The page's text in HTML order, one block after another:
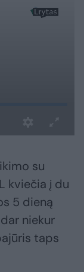
su
kviečia į du
5 dieną
niekur
taps